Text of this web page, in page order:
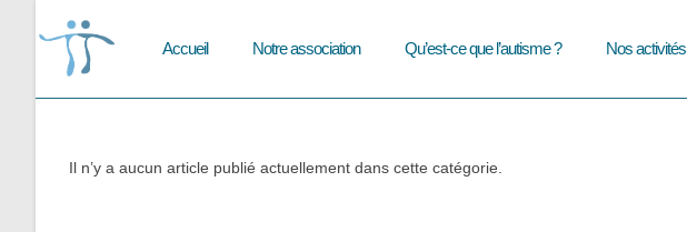
Accueil Notre association Qu’est-ce que l’autisme ? Nos activités
Il n’y a aucun article publié actuellement dans cette catégorie.